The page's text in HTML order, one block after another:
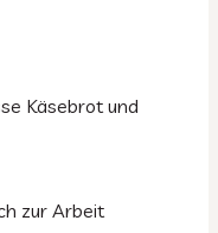
Käsebrot und
zur Arbeit